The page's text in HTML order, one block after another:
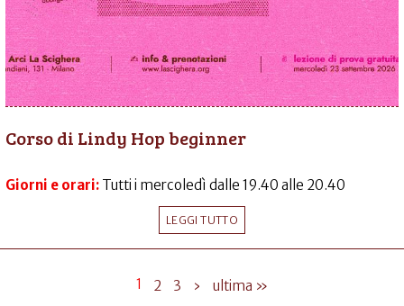
Corso di Lindy Hop beginner
Giorni e orari: Tutti i mercoledì dalle 19.40 alle 20.40
LEGGI TUTTO
1 2 3 › ultima »